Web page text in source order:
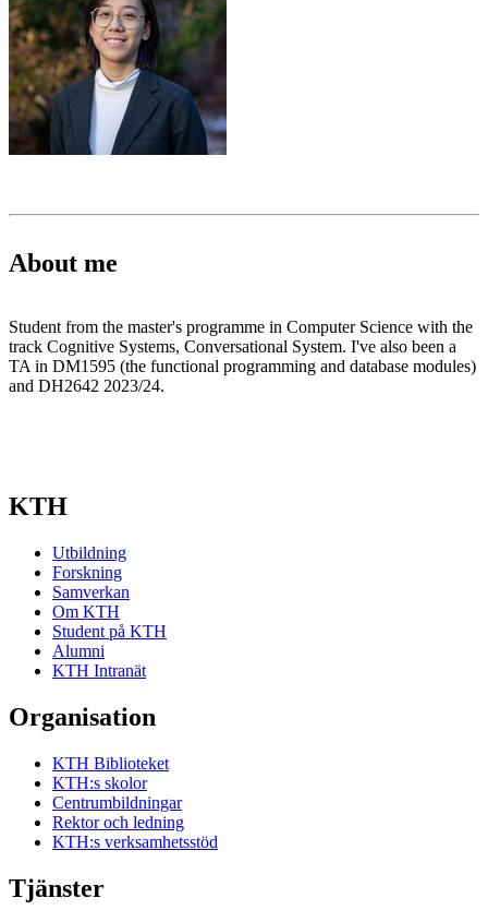
About me
Student from the master's programme in Computer Science with the
track Cognitive Systems, Conversational System. I've also been a
TA in DM1595 (the functional programming and database modules)
and DH2642 2023/24.
KTH
Utbildning
Forskning
Samverkan
Om KTH
Student på KTH
Alumni
KTH Intranät
Organisation
KTH Biblioteket
KTH:s skolor
Centrumbildningar
Rektor och ledning
KTH:s verksamhetsstöd
Tjänster